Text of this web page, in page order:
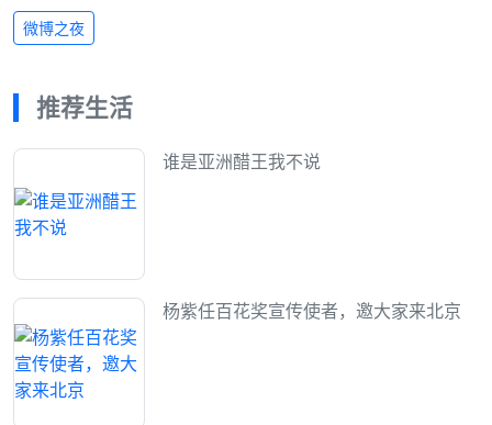
微博之夜
推荐生活
谁是亚洲醋王我不说
杨紫任百花奖宣传使者，邀大家来北京